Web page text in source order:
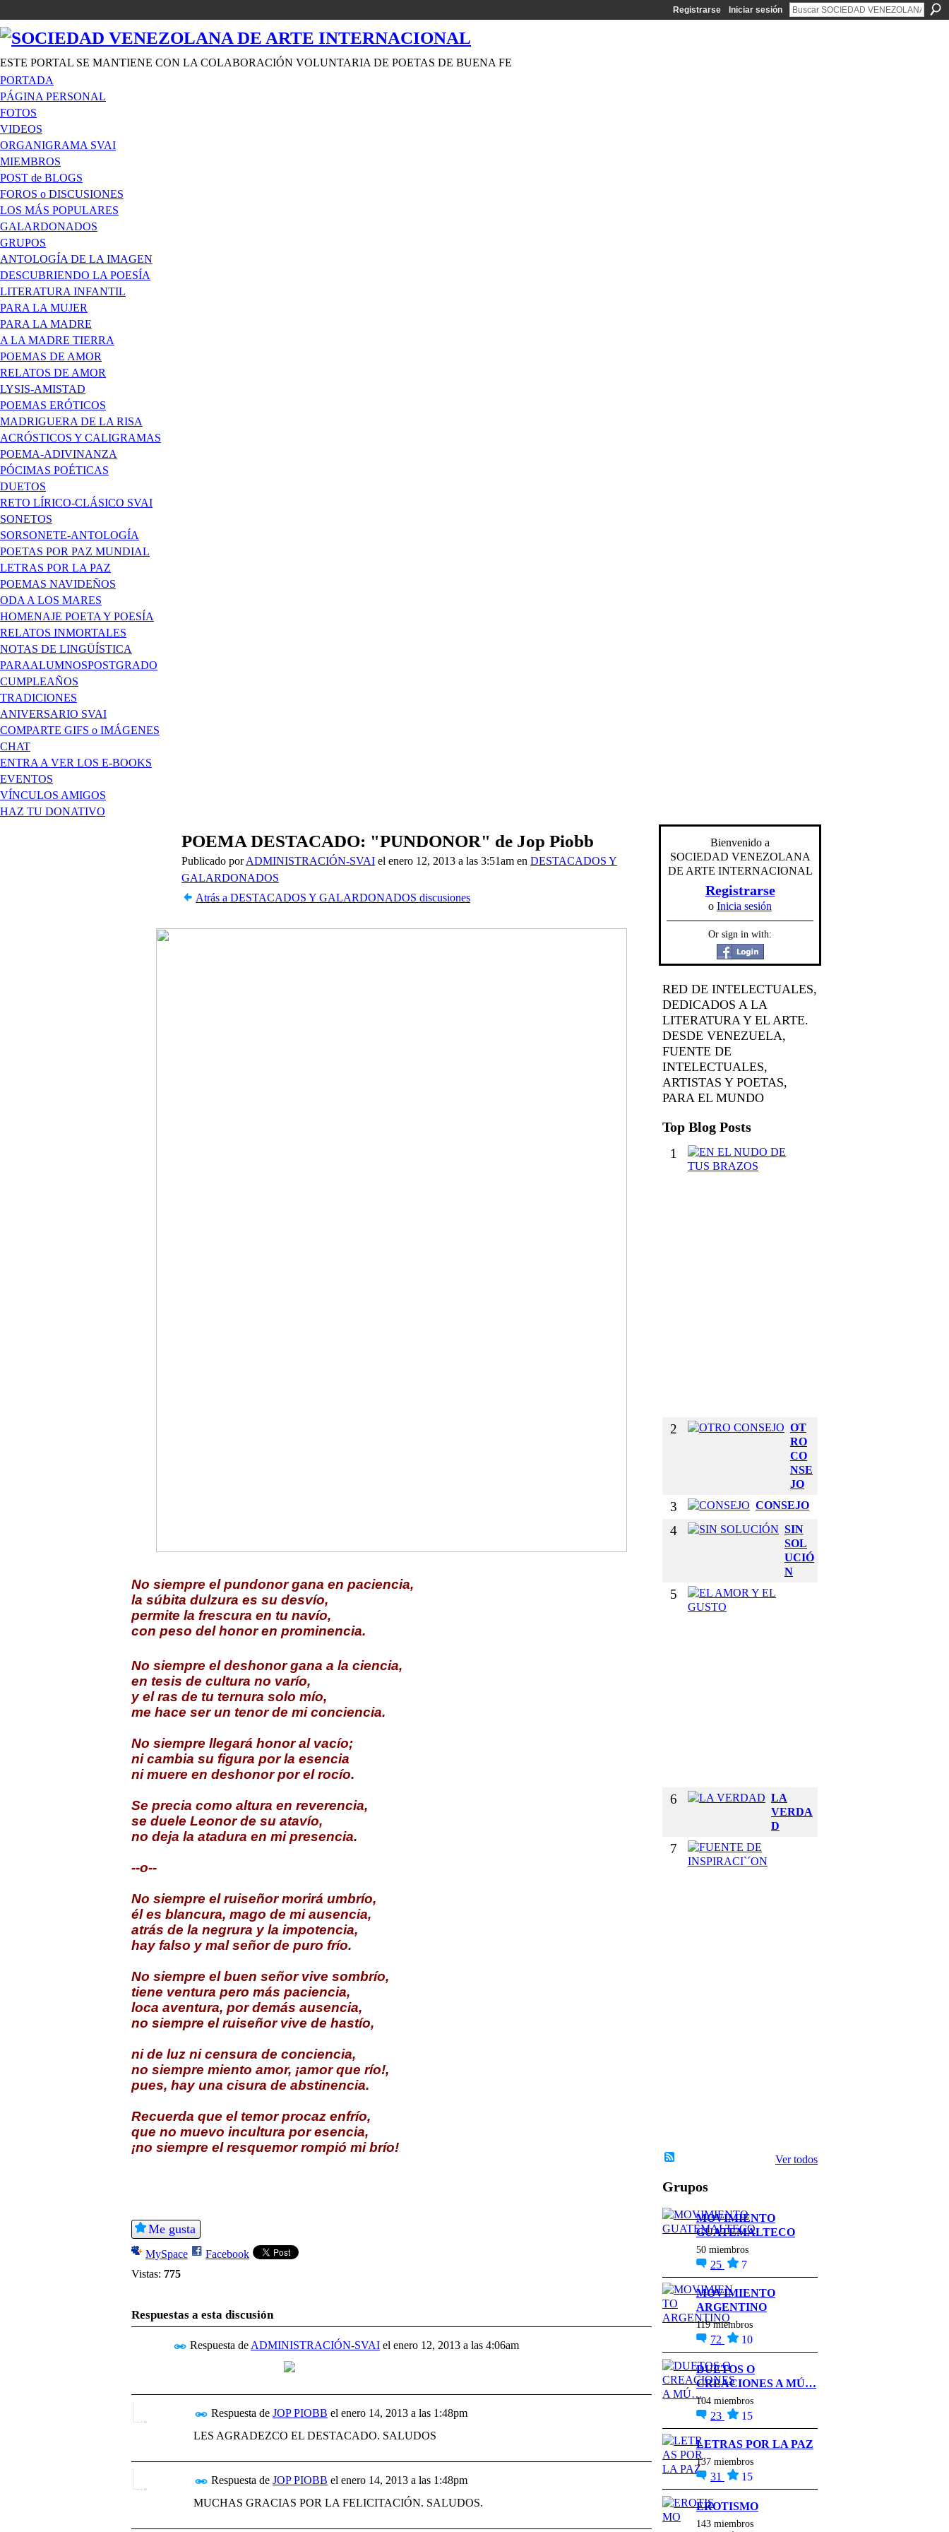
Registrarse Iniciar sesión
ESTE PORTAL SE MANTIENE CON LA COLABORACIÓN VOLUNTARIA DE POETAS DE BUENA FE
PORTADA
PÁGINA PERSONAL
FOTOS
VIDEOS
ORGANIGRAMA SVAI
MIEMBROS
POST de BLOGS
FOROS o DISCUSIONES
LOS MÁS POPULARES
GALARDONADOS
GRUPOS
ANTOLOGÍA DE LA IMAGEN
DESCUBRIENDO LA POESÍA
LITERATURA INFANTIL
PARA LA MUJER
PARA LA MADRE
A LA MADRE TIERRA
POEMAS DE AMOR
RELATOS DE AMOR
LYSIS-AMISTAD
POEMAS ERÓTICOS
MADRIGUERA DE LA RISA
ACRÓSTICOS Y CALIGRAMAS
POEMA-ADIVINANZA
PÓCIMAS POÉTICAS
DUETOS
RETO LÍRICO-CLÁSICO SVAI
SONETOS
SORSONETE-ANTOLOGÍA
POETAS POR PAZ MUNDIAL
LETRAS POR LA PAZ
POEMAS NAVIDEÑOS
ODA A LOS MARES
HOMENAJE POETA Y POESÍA
RELATOS INMORTALES
NOTAS DE LINGÜÍSTICA
PARAALUMNOSPOSTGRADO
CUMPLEAÑOS
TRADICIONES
ANIVERSARIO SVAI
COMPARTE GIFS o IMÁGENES
CHAT
ENTRA A VER LOS E-BOOKS
EVENTOS
VÍNCULOS AMIGOS
HAZ TU DONATIVO
POEMA DESTACADO: "PUNDONOR" de Jop Piobb
Publicado porADMINISTRACIÓN-SVAI el enero 12, 2013 a las 3:51am en DESTACADOS Y
GALARDONADOS
Atrás a DESTACADOS Y GALARDONADOS discusiones
No siempre el pundonor gana en paciencia,
la súbita dulzura es su desvío,
permite la frescura en tu navío,
con peso del honor en prominencia.
No siempre el deshonor gana a la ciencia,
en tesis de cultura no varío,
y el ras de tu ternura solo mío,
me hace ser un tenor de mi conciencia.
No siempre llegará honor al vacío;
ni cambia su figura por la esencia
ni muere en deshonor por el rocío.
Se precia como altura en reverencia,
se duele Leonor de su atavío,
no deja la atadura en mi presencia.
--o--
No siempre el ruiseñor morirá umbrío,
él es blancura, mago de mi ausencia,
atrás de la negrura y la impotencia,
hay falso y mal señor de puro frío.
No siempre el buen señor vive sombrío,
tiene ventura pero más paciencia,
loca aventura, por demás ausencia,
no siempre el ruiseñor vive de hastío,
ni de luz ni censura de conciencia,
no siempre miento amor, ¡amor que río!,
pues, hay una cisura de abstinencia.
Recuerda que el temor procaz enfrío,
que no muevo incultura por esencia,
¡no siempre el resquemor rompió mi brío!
Me gusta
MySpace
Facebook
Vistas: 775
Respuestas a esta discusión
Respuesta de ADMINISTRACIÓN-SVAI el enero 12, 2013 a las 4:06am
Respuesta de JOP PIOBB el enero 14, 2013 a las 1:48pm
LES AGRADEZCO EL DESTACADO. SALUDOS
Respuesta de JOP PIOBB el enero 14, 2013 a las 1:48pm
MUCHAS GRACIAS POR LA FELICITACIÓN. SALUDOS.
Bienvenido a
SOCIEDAD VENEZOLANA
DE ARTE INTERNACIONAL
Registrarse
o Inicia sesión
Or sign in with:
RED DE INTELECTUALES,
DEDICADOS A LA
LITERATURA Y EL ARTE.
DESDE VENEZUELA,
FUENTE DE
INTELECTUALES,
ARTISTAS Y POETAS,
PARA EL MUNDO
Top Blog Posts
1
2
OT
RO
CO
NSE
JO
3 CONSEJO
4
SIN
SOL
UCIÓ
N
5
6
LA
VERDA
D
7
Ver todos
Grupos
MOVIMIENTO
GUATEMALTECO
50 miembros
25 7
MOVIMIENTO
ARGENTINO
119 miembros
72 10
DUETOS O
CREACIONES A MÚ…
104 miembros
23 15
LETRAS POR LA PAZ
137 miembros
31 15
EROTISMO
143 miembros